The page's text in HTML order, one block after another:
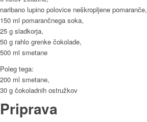
naribano lupino polovice neškropljene pomaranče,
150 ml pomarančnega soka,
25 g sladkorja,
50 g rahlo grenke čokolade,
500 ml smetane
Poleg tega:
200 ml smetane,
30 g čokoladnih ostružkov
Priprava